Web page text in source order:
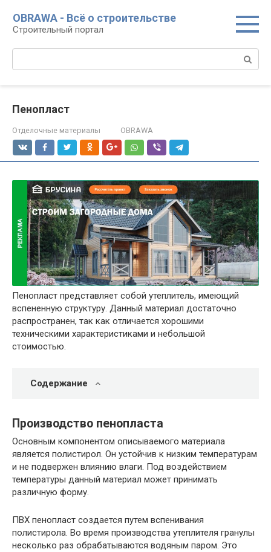
контенту
OBRAWA - Всё о строительстве
Строительный портал
Пенопласт
Отделочные материалы OBRAWA
Пенопласт представляет собой утеплитель, имеющий
вспененную структуру. Данный материал достаточно
распространен, так как отличается хорошими
техническими характеристиками и небольшой
стоимостью.
Содержание
Производство пенопласта
Основным компонентом описываемого материала
является полистирол. Он устойчив к низким температурам
и не подвержен влиянию влаги. Под воздействием
температуры данный материал может принимать
различную форму.
ПВХ пенопласт создается путем вспенивания
полистирола. Во время производства утеплителя гранулы
несколько раз обрабатываются водяным паром. Это